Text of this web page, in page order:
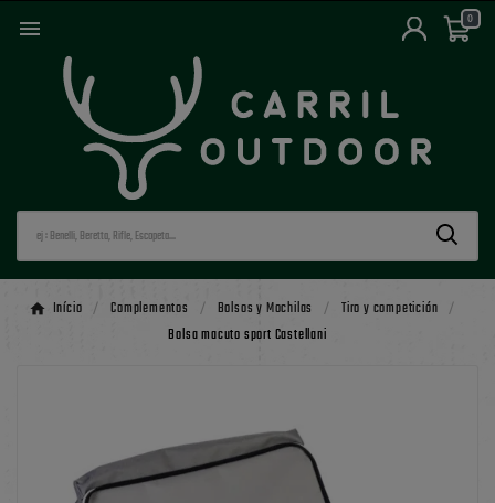
 0
Início Complementos Bolsos y Mochilas
Tiro y competición
Bolsa macuto sport Castellani